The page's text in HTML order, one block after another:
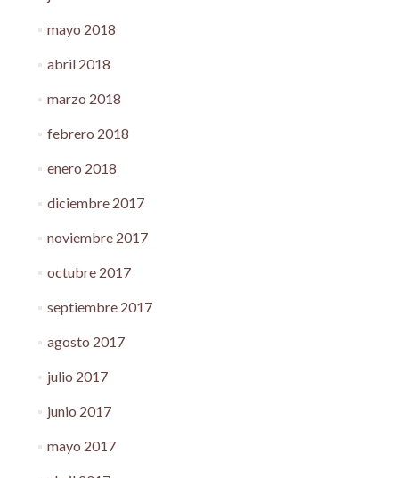
mayo 2018
abril 2018
marzo 2018
febrero 2018
enero 2018
diciembre 2017
noviembre 2017
octubre 2017
septiembre 2017
agosto 2017
julio 2017
junio 2017
mayo 2017